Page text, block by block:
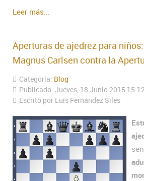
Leer más...
Aperturas de ajedrez para
Magnus Carlsen contra la
Categoría: Blog
Publicado: Jueves, 18 Junio 2015 15:12
Escrito por Luís Fernández Siles